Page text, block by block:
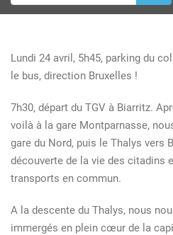
Lundi 24 avril, 5h45, parking du
le bus, direction Bruxelles !
7h30, départ du TGV à Biarritz.
voilà à la gare Montparnasse,
gare du Nord, puis le Thalys vers
découverte de la vie des citadins
transports en commun.
A la descente du Thalys, nous
immergés en plein cœur de la